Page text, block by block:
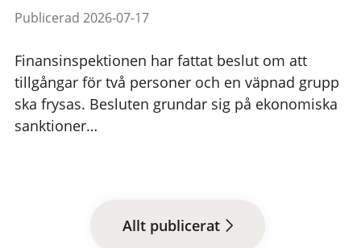
Publicerad 2026-07-17
Finansinspektionen har fattat beslut om att
tillgångar för två personer och en väpnad grupp
ska frysas. Besluten grundar sig på ekonomiska
sanktioner…
Allt publicerat